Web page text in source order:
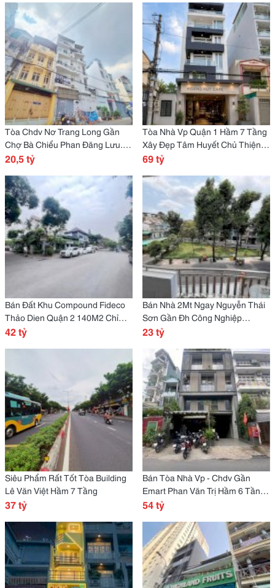
Tòa Chdv Nơ Trang Long Gần
Chợ Bà Chiểu Phan Đăng Lưu. 5
Tầng 540M2 Sàn
20,5 tỷ
Tòa Nhà Vp Quận 1 Hầm 7 Tầng
Xây Đẹp Tâm Huyết Chủ Thiện
Chí Bán Giảm Lần 3
69 tỷ
Bán Đất Khu Compound Fideco
Thảo Dien Quận 2 140M2 Chỉ
300Tr/M2
42 tỷ
Bán Nhà 2Mt Ngay Nguyễn Thái
Sơn Gần Đh Công Nghiệp
108M2 Đối Diện Công Viên
23 tỷ
Siêu Phẩm Rất Tốt Tòa Building
Lê Văn Việt Hầm 7 Tầng
37 tỷ
Bán Tòa Nhà Vp - Chdv Gần
Emart Phan Văn Trị Hầm 6 Tầng
1350M2 Sàn
54 tỷ